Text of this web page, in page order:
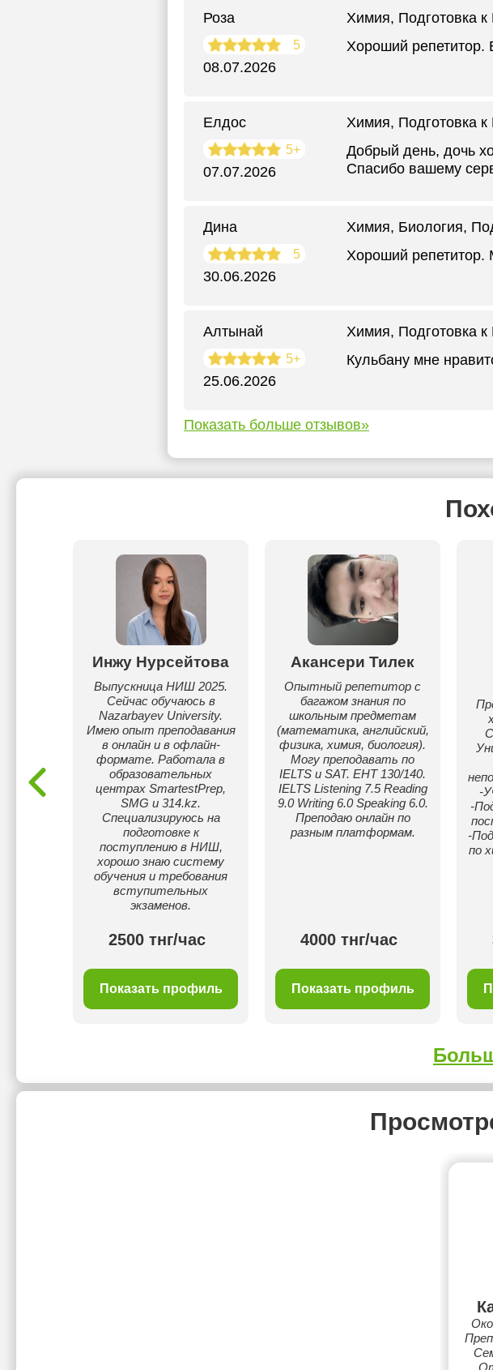
Роза
5
08.07.2026
Химия, Подготовка
Хороший репетитор.
Елдос
5+
07.07.2026
Химия, Подготовка
Добрый день, дочь
Спасибо вашему
Дина
5
30.06.2026
Химия, Биология,
Хороший репетитор.
Алтынай
5+
25.06.2026
Химия, Подготовка
Кульбану мне
Показать больше отзывов»
"Своей
Инжу Нурсейтова
Выпускница НИШ 2025.
Сейчас обучаюсь в
Nazarbayev University.
Имею опыт преподавания
в онлайн и в офлайн-
формате. Работала в
образовательных
центрах SmartestPrep,
SMG и 314.kz.
Специализируюсь на
подготовке к
поступлению в НИШ,
хорошо знаю систему
обучения и требования
вступительных
экзаменов.
2500 тнг/час
Показать профиль
Акансери Тилек
Опытный репетитор с
багажом знания по
школьным предметам
(математика, английский,
физика, химия, биология).
Могу преподавать по
IELTS и SAT. ЕНТ 130/140.
IELTS Listening 7.5 Reading
9.0 Writing 6.0 Speaking 6.0.
Преподаю онлайн по
разным платформам.
4000 тнг/час
Показать профиль
-
-
-
по